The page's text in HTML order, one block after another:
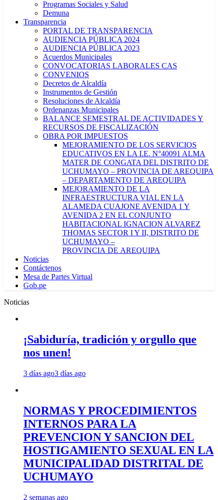
Programas Sociales y Salud
Demuna
Transparencia
PORTAL DE TRANSPARENCIA
AUDIENCIA PÚBLICA 2024
AUDIENCIA PÚBLICA 2023
Acuerdos Municipales
CONVOCATORIAS LABORALES CAS
CONVENIOS
Decretos de Alcaldía
Instrumentos de Gestión
Resoluciones de Alcaldía
Ordenanzas Municipales
BALANCE SEMESTRAL DE ACTIVIDADES Y
RECURSOS DE FISCALIZACIÓN
OBRA POR IMPUESTOS
MEJORAMIENTO DE LOS SERVICIOS
EDUCATIVOS EN LA I.E. N°40091 ALMA
MATER DE CONGATA DEL DISTRITO DE
UCHUMAYO – PROVINCIA DE AREQUIPA
– DEPARTAMENTO DE AREQUIPA
MEJORAMIENTO DE LA
INFRAESTRUCTURA VIAL EN LA
ALAMEDA CUAJONE AVENIDA 1 Y
AVENIDA 2 EN EL CONJUNTO
HABITACIONAL IGNACION ALVAREZ
THOMAS SECTOR I Y II, DISTRITO DE
UCHUMAYO –
PROVINCIA DE AREQUIPA
Noticias
Contáctenos
Mesa de Partes Virtual
Gob.pe
Noticias
¡Sabiduría, tradición y orgullo que
nos unen!
3 días ago3 días ago
NORMAS Y PROCEDIMIENTOS
INTERNOS PARA LA
PREVENCION Y SANCION DEL
HOSTIGAMIENTO SEXUAL EN LA
MUNICIPALIDAD DISTRITAL DE
UCHUMAYO
2 semanas ago